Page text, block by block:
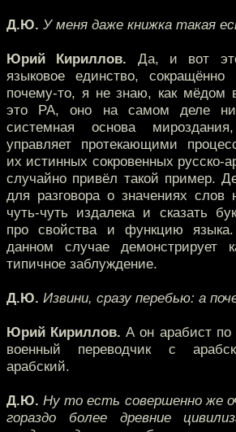
Д.Ю. У меня даже книжка такая
Юрий Кириллов. Да, и вот это
языковое единство,
почему-то, я не знаю, как мёдом
это РА, оно на самом деле
системная основа
управляет протекающими
их истинных сокровенных русско-
случайно привёл такой пример.
для разговора о значениях слов
чуть-чуть издалека и сказать
про свойства и функцию
данном случае демонстрирует
типичное заблуждение.
Д.Ю. Извини, сразу перебью: а
Юрий Кириллов. А он арабист по
военный переводчик с
арабский.
Д.Ю. Ну то есть совершенно же
гораздо более древние